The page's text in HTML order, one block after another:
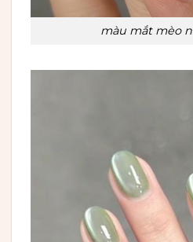
màu mắt mèo